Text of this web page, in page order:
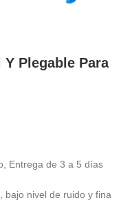
Plegable Para
Entrega de 3 a 5 días
bajo nivel de ruido y fina